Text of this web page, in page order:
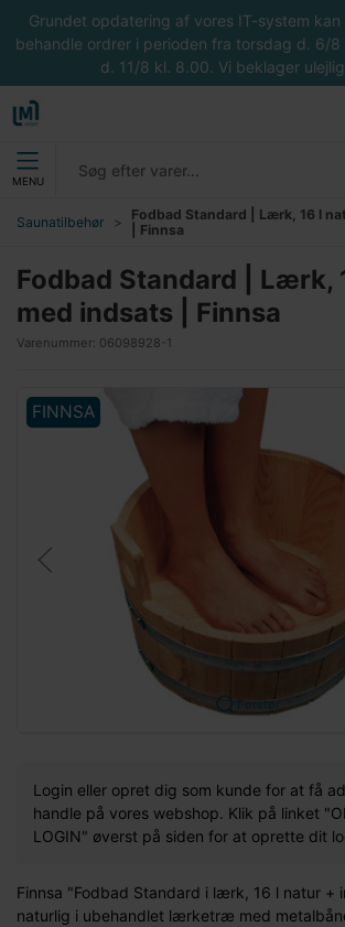
Grundet opdatering af vores IT-system
behandle ordrer i perioden fra torsdag d. 6/
d. 11/8 kl. 8.00. Vi beklager
MENU
Saunatilbehør
Fodbad Standard | Lærk, 16 l
| Finnsa
Fodbad Standard | Lærk,
med indsats | Finnsa
Varenummer: 06098928-1
FINNSA
Forstør
Login eller opret dig som kunde for at få
handle på vores webshop. Klik på linket
LOGIN" øverst på siden for at oprette dit
Finnsa "Fodbad Standard i lærk, 16 l natur +
naturlig i ubehandlet lærketræ med